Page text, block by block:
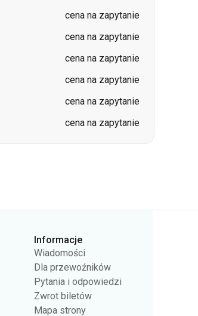
cena na zapytanie
cena na zapytanie
cena na zapytanie
cena na zapytanie
cena na zapytanie
cena na zapytanie
Informacje
Wiadomości
Dla przewoźników
Pytania i odpowiedzi
Zwrot biletów
Mapa strony